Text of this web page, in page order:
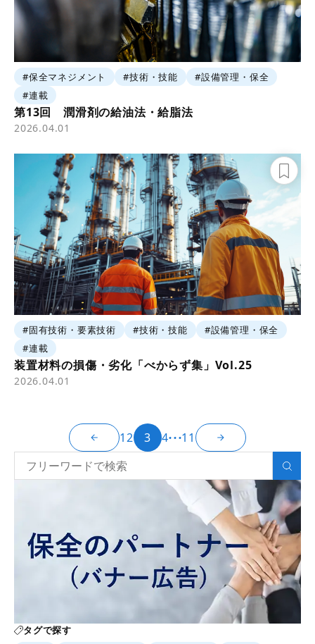
#保全マネジメント #技術・技能
#設備管理・保全
#連載
第13回 潤滑剤の給油法・給脂法
2026.04.01
#固有技術・要素技術 #技術・技能
#設備管理・保全
#連載
装置材料の損傷・劣化「べからず集」Vol.25
2026.04.01
12 3 4 11
タグで探す